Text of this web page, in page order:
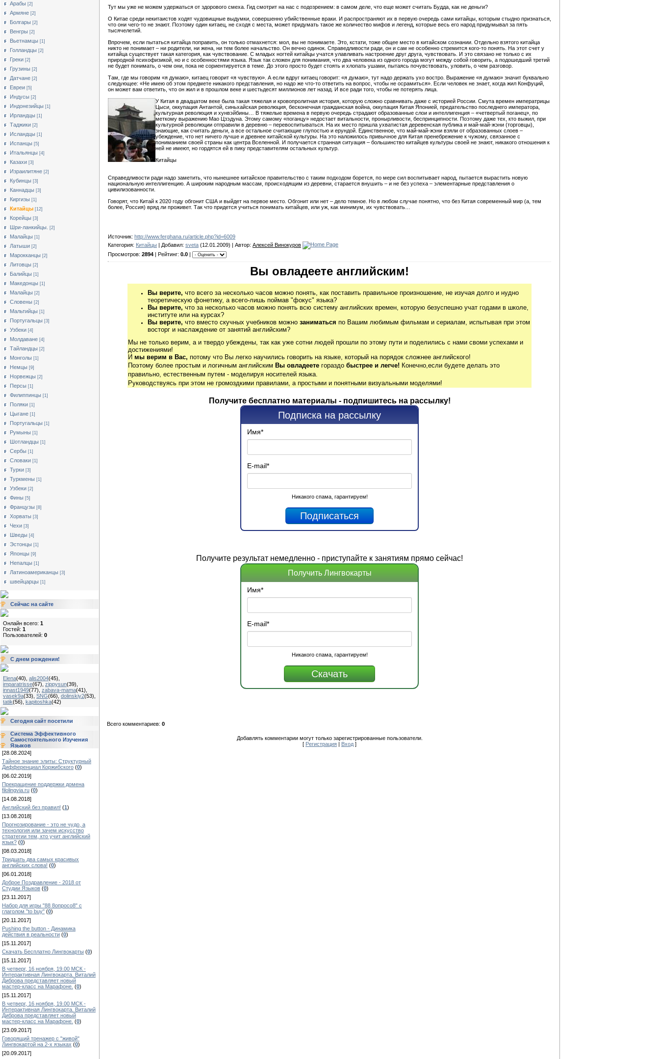
Арабы [2]
Армяне [2]
Болгары [2]
Венгры [2]
Вьетнамцы [1]
Голландцы [2]
Греки [2]
Грузины [2]
Датчане [2]
Евреи [5]
Индусы [2]
Индонезийцы [1]
Ирландцы [1]
Таджики [2]
Исландцы [1]
Испанцы [5]
Итальянцы [4]
Казахи [3]
Израилитяне [2]
Кубинцы [3]
Каннадцы [3]
Киргизы [1]
Китайцы [12]
Корейцы [3]
Шри-ланкийцы. [2]
Малайцы [1]
Латыши [2]
Марокканцы [2]
Литовцы [2]
Балийцы [1]
Македонцы [1]
Малайцы [2]
Словены [2]
Мальтийцы [1]
Португальцы [3]
Узбеки [4]
Молдаване [4]
Тайландцы [2]
Монголы [1]
Немцы [9]
Норвежцы [2]
Персы [1]
Филиппинцы [1]
Поляки [1]
Цыгане [1]
Португальцы [1]
Румыны [1]
Шотландцы [1]
Сербы [1]
Словаки [1]
Турки [3]
Туркмены [1]
Узбеки [2]
Фины [5]
Французы [8]
Хорваты [3]
Чехи [3]
Шведы [4]
Эстонцы [1]
Японцы [9]
Непалцы [1]
Латиноамериканцы [3]
швейцарцы [1]
Сейчас на сайте
Онлайн всего: 1
Гостей: 1
Пользователей: 0
С днем рождения!
Elena(40) alis2004(45)
imparatrisse(67) zippysun(39)
innast1949(77) zabava-mama(41)
vasek9a(33) SNG(66) dolinskiy2(53)
tatik(56) kapitoshka(42)
Сегодня сайт посетили
Система Эффективного
Самостоятельного Изучения
Языков
[28.08.2024]
Тайное знание элиты: Структурный
Дифференциал Коржибского (0)
[06.02.2019]
Прекращение поддержки домена
filolingvia.ru (0)
[14.08.2018]
Английский без правил! (1)
[13.08.2018]
Прогнозирование - это не чудо, а
технология или зачем искусство
стратегии тем, кто учит английский
язык? (0)
[08.03.2018]
Тридцать два самых красивых
английских слова! (0)
[06.01.2018]
Доброе Поздравление - 2018 от
Студии Языков (0)
[23.11.2017]
Набор для игры "88 8опросо8" с
глаголом "to buy" (0)
[20.11.2017]
Pushing the button - Динамика
действия в реальности (0)
[15.11.2017]
Скачать Бесплатно Лингвокарты (0)
[15.11.2017]
В четверг, 16 ноября, 19.00 МСК -
Интерактивная Лингвокарта. Виталий
Диброва представляет новый
мастер-класс на Марафоне. (0)
[15.11.2017]
В четверг, 16 ноября, 19.00 МСК -
Интерактивная Лингвокарта. Виталий
Диброва представляет новый
мастер-класс на Марафоне. (0)
[23.09.2017]
Говорящий тренажер с "живой"
Лингвокартой на 2-х языках (0)
[20.09.2017]
Тут мы уже не можем удержаться от здорового смеха. Гид смотрит на нас с подозрением: в самом деле, что еще может считать Будда, как не деньги?
О Китае среди некитаистов ходят чудовищные выдумки, совершенно убийственные враки. И распространяют их в первую очередь сами китайцы, которым стыдно признаться,
что они чего-то не знают. Поэтому один китаец, не сходя с места, может придумать такое же количество мифов и легенд, которые весь его народ придумывал за пять
тысячелетий.
Впрочем, если пытаться китайца поправить, он только отмахнется: мол, вы не понимаете. Это, кстати, тоже общее место в китайском сознании. Отдельно взятого китайца
никто не понимает – ни родители, ни жена, ни тем более начальство. Он вечно одинок. Справедливости ради, он и сам не особенно стремится кого-то понять. На этот счет у
китайца существует такая категория, как чувствование. С младых ногтей китайцы учатся улавливать настроение друг друга, чувствовать. И это связано не только с их
природной психофизикой, но и с особенностями языка. Язык так сложен для понимания, что два человека из одного города могут между собой говорить, а подошедший третий
не будет понимать, о чем они, пока не сориентируется в теме. До этого просто будет стоять и хлопать ушами, пытаясь почувствовать, уловить, о чем разговор.
Там, где мы говорим «я думаю», китаец говорит «я чувствую». А если вдруг китаец говорит: «я думаю», тут надо держать ухо востро. Выражение «я думаю» значит буквально
следующее: «Не имею об этом предмете никакого представления, но надо же что-то ответить на вопрос, чтобы не осрамиться». Если человек не знает, когда жил Конфуций,
он может вам ответить, что он жил и в прошлом веке и шестьдесят миллионов лет назад. И все ради того, чтобы не потерять лица.
У Китая в двадцатом веке была такая тяжелая и кровопролитная история, которую сложно сравнивать даже с историей России. Смута времен императрицы
Цыси, оккупация Антантой, синьхайская революция, бесконечная гражданская война, оккупация Китая Японией, предательство последнего императора,
культурная революция и хунвэйбины… В тяжелые времена в первую очередь страдают образованные слои и интеллигенция – «четвертый поганец», по
меткому выражению Мао Цзэдуна. Этому самому «поганцу» недостает витальности, пронырливости, беспринципности. Поэтому даже тех, кто выжил, при
культурной революции отправили в деревню – перевоспитываться. На их место пришла ухватистая деревенская публика и май-май-жэни (торговцы),
знающие, как считать деньги, а все остальное считающие глупостью и ерундой. Единственное, что май-май-жэни взяли от образованных слоев –
убеждение, что нет ничего лучше и древнее китайской культуры. На это наложилось привычное для Китая пренебрежение к чужому, связанное с
пониманием своей страны как центра Вселенной. И получается странная ситуация – большинство китайцев культуры своей не знают, никакого отношения к
ней не имеют, но гордятся ей в пику представителям остальных культур.
Китайцы
Справедливости ради надо заметить, что нынешнее китайское правительство с таким подходом борется, по мере сил воспитывает народ, пытается вырастить новую
национальную интеллигенцию. А широким народным массам, происходящим из деревни, старается внушить – и не без успеха – элементарные представления о
цивилизованности.
Говорят, что Китай к 2020 году обгонит США и выйдет на первое место. Обгонит или нет – дело темное. Но в любом случае понятно, что без Китая современный мир (а, тем
более, Россия) вряд ли проживет. Так что придется учиться понимать китайцев, или уж, как минимум, их чувствовать…
Источник: http://www.ferghana.ru/article.php?id=6009
Категория: Китайцы | Добавил: sveta (12.01.2009) | Автор: Алексей Винокуров
Просмотров: 2894 | Рейтинг: 0.0
Вы овладеете английским!
Вы верите, что всего за несколько часов можно понять, как поставить правильное произношение, не изучая долго и нудно
теоретическую фонетику, а всего-лишь поймав "фокус" языка?
Вы верите, что за несколько часов можно понять всю систему английских времен, которую безуспешно учат годами в школе,
институте или на курсах?
Вы верите, что вместо скучных учебников можно заниматься по Вашим любимым фильмам и сериалам, испытывая при этом
восторг и наслаждение от занятий английским?
Мы не только верим, а и твердо убеждены, так как уже сотни людей прошли по этому пути и поделились с нами своми успехами и
достижениями!
И мы верим в Вас, потому что Вы легко научились говорить на языке, который на порядок сложнее английского!
Поэтому более простым и логичным английским Вы овладеете гораздо быстрее и легче! Конечно,если будете делать это
правильно, естественным путем - моделируя носителей языка.
Руководствуясь при этом не громоздкими правилами, а простыми и понятными визуальными моделями!
Получите бесплатно материалы - подпишитесь на рассылку!
Подписка на рассылку
Имя*
E-mail*
Никакого спама, гарантируем!
Получите результат немедленно - приступайте к занятиям прямо сейчас!
Получить Лингвокарты
Имя*
E-mail*
Никакого спама, гарантируем!
Всего комментариев: 0
Добавлять комментарии могут только зарегистрированные пользователи.
[ Регистрация Вход ]